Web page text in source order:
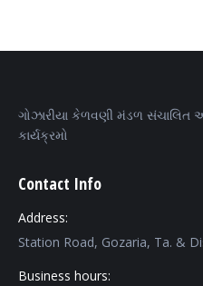
ગોઝારીયા કેળવણી મંડળ સંચાલિત
કાર્યક્રમો
Contact Info
Address:
Station Road, Gozaria, Ta. &
Business hours: